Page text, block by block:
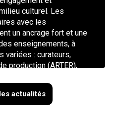
culturel. Les
avec les
un ancrage fort et une
enseignements, à
variées : curateurs,
production (ARTER),
de centres d’art
Pernod-Ricard) ou
actualités